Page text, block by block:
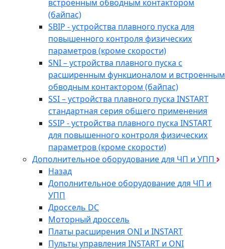
встроенным обводным контактором
(байпас)
SBIP - устройства плавного пуска для
повышенного контроля физических
параметров (кроме скорости)
SNI – устройства плавного пуска с
расширенным функционалом и встроенным
обводным контактором (байпас)
SSI – устройства плавного пуска INSTART
стандартная серия общего применения
SSIP - устройства плавного пуска INSTART
для повышенного контроля физических
параметров (кроме скорости)
Дополнительное оборудование для ЧП и УПП
Назад
Дополнительное оборудование для ЧП и
УПП
Дроссель DC
Моторный дроссель
Платы расширения ONI и INSTART
Пульты управления INSTART и ONI